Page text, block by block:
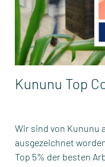
Kununu Top
Wir sind von Kununu
ausgezeichnet
Top 5% der besten